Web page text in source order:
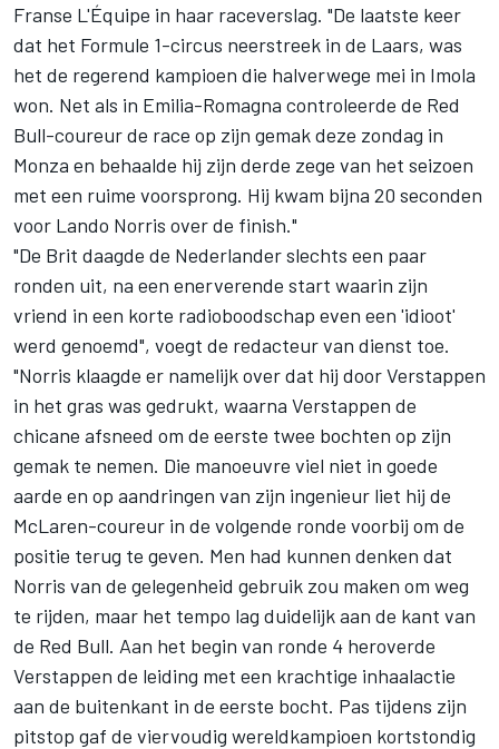
Franse L'Équipe in haar raceverslag. "De laatste keer
dat het Formule 1-circus neerstreek in de Laars, was
het de regerend kampioen die halverwege mei in Imola
won. Net als in Emilia-Romagna controleerde de Red
Bull-coureur de race op zijn gemak deze zondag in
Monza en behaalde hij zijn derde zege van het seizoen
met een ruime voorsprong. Hij kwam bijna 20 seconden
voor Lando Norris over de finish."
"De Brit daagde de Nederlander slechts een paar
ronden uit, na een enerverende start waarin zijn
vriend in een korte radioboodschap even een 'idioot'
werd genoemd", voegt de redacteur van dienst toe.
"Norris klaagde er namelijk over dat hij door Verstappen
in het gras was gedrukt, waarna Verstappen de
chicane afsneed om de eerste twee bochten op zijn
gemak te nemen. Die manoeuvre viel niet in goede
aarde en op aandringen van zijn ingenieur liet hij de
McLaren-coureur in de volgende ronde voorbij om de
positie terug te geven. Men had kunnen denken dat
Norris van de gelegenheid gebruik zou maken om weg
te rijden, maar het tempo lag duidelijk aan de kant van
de Red Bull. Aan het begin van ronde 4 heroverde
Verstappen de leiding met een krachtige inhaalactie
aan de buitenkant in de eerste bocht. Pas tijdens zijn
pitstop gaf de viervoudig wereldkampioen kortstondig